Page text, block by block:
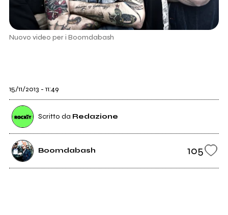
Nuovo video per i Boomdabash
15/11/2013 - 11:49
Scritto da Redazione
Boomdabash 105